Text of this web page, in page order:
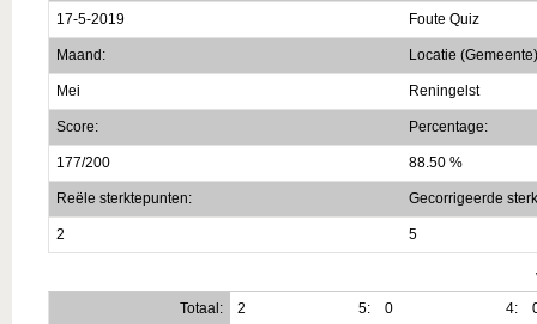
17-5-2019 Foute Quiz
Maand: Locatie
Mei Reningelst
Score: Percentage:
177/200 88.50 %
Reële sterktepunten: Gecorrigeerde
2 5
Totaal:
2 5: 0 4: